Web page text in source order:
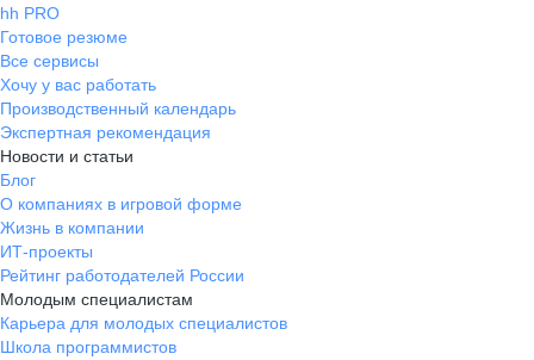
hh PRO
Готовое резюме
Все сервисы
Хочу у вас работать
Производственный календарь
Экспертная рекомендация
Новости и статьи
Блог
О компаниях в игровой форме
Жизнь в компании
ИТ-проекты
Рейтинг работодателей России
Молодым специалистам
Карьера для молодых специалистов
Школа программистов